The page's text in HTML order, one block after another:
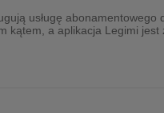
usługę abonamentowego
kątem, a aplikacja Legimi jest